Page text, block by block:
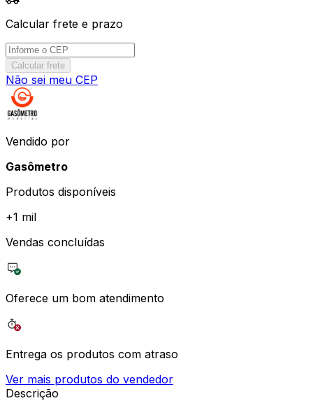
Calcular frete e prazo
Calcular frete
Não sei meu CEP
Vendido por
Gasômetro
Produtos disponíveis
+1 mil
Vendas concluídas
Oferece um bom atendimento
Entrega os produtos com atraso
Ver mais produtos do vendedor
Descrição